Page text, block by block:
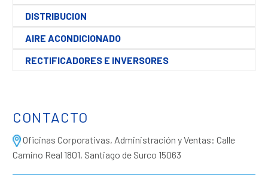
DISTRIBUCION
AIRE ACONDICIONADO
RECTIFICADORES E INVERSORES
CONTACTO
Oficinas Corporativas, Administración y Ventas: Calle
Camino Real 1801, Santiago de Surco 15063